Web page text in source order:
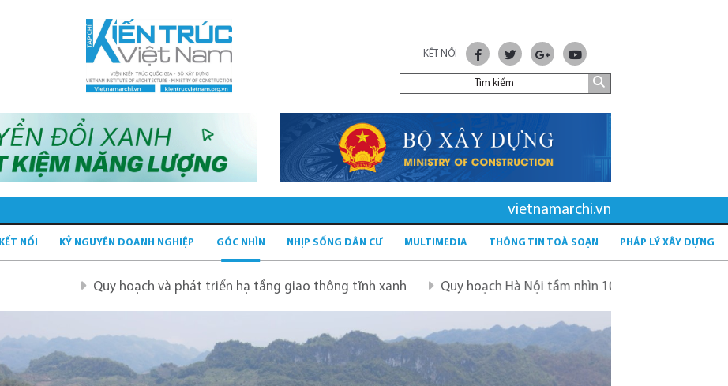
KẾT NỐI
vietnamarchi.vn
KẾT NỐI KỶ NGUYÊN DOANH NGHIỆP GÓC NHÌN NHỊP SỐNG DÂN CƯ MULTIMEDIA THÔNG TIN TOÀ SOẠN PHÁP LÝ XÂY DỰNG
Quy hoạch và phát triển hạ tầng giao thông tĩnh xanh Quy hoạch Hà Nội tầm nhìn 100 năm Quy hoạch mới sau